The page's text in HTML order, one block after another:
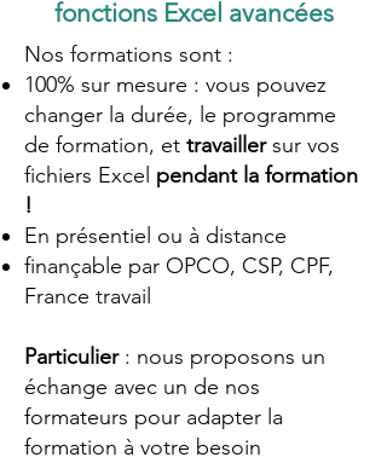
fonctions Excel avancées
Nos formations sont :
100% sur mesure : vous pouvez
changer la durée, le programme
de formation, et travaillersur vos
fichiers Excel pendant la formation
!
En présentiel ou à distance
finançable par OPCO, CSP, CPF,
France travail
Particulier : nous proposons un
échange avec un de nos
formateurs pour adapter la
formation à votre besoin